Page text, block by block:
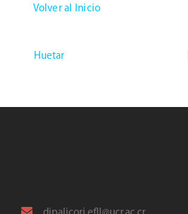
Volver al Inicio
Huetar